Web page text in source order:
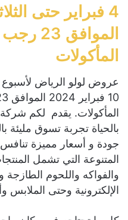
المأكولات
المأكولات. يقدم لكم
بالحياة تجربة تسوق مليئة
جودة و أسعار مميزة تنافس
المتنوعة التي تشمل
والفواكه واللحوم الطازجة
الإلكترونية وحتى الملابس